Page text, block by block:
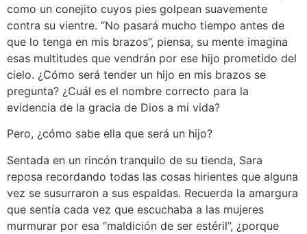
como un conejito cuyos pies golpean suavemente
contra su vientre. “No pasará mucho tiempo antes de
que lo tenga en mis brazos”, piensa, su mente imagina
esas multitudes que vendrán por ese hijo prometido del
cielo. ¿Cómo será tender un hijo en mis brazos se
pregunta? ¿Cuál es el nombre correcto para la
evidencia de la gracia de Dios a mi vida?
Pero, ¿cómo sabe ella que será un hijo?
Sentada en un rincón tranquilo de su tienda, Sara
reposa recordando todas las cosas hirientes que alguna
vez se susurraron a sus espaldas. Recuerda la amargura
que sentía cada vez que escuchaba a las mujeres
murmurar por esa “maldición de ser estéril”, ¿porque